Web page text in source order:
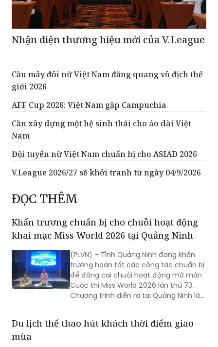
Nhận diện thương hiệu mới của V.League
Cầu mây đôi nữ Việt Nam đăng quang vô địch thế
giới 2026
AFF Cup 2026: Việt Nam gặp Campuchia
Cần xây dựng một hệ sinh thái cho áo dài Việt
Nam
Đội tuyển nữ Việt Nam chuẩn bị cho ASIAD 2026
V.League 2026/27 sẽ khởi tranh từ ngày 04/9/2026
ĐỌC THÊM
Khẩn trương chuẩn bị cho chuỗi hoạt động
khai mạc Miss World 2026 tại Quảng Ninh
(PLVN) – Tỉnh Quảng Ninh đang khẩn
trương hoàn tất các công tác chuẩn bị
để đăng cai chuỗi hoạt động mở màn
Cuộc thi Miss World 2026 lần thứ 73.
Chương trình diễn ra tại Quảng Ninh là
trường đầu tư và tiềm năng phát triển
Du lịch thể thao hút khách thời điểm giao
mùa